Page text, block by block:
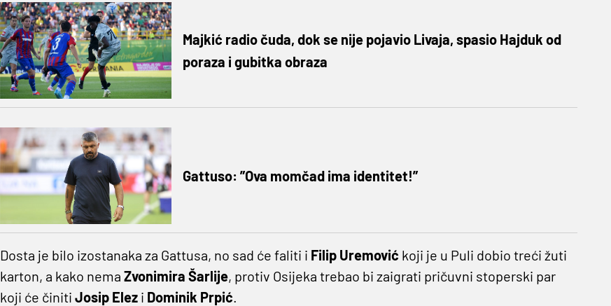
Majkić radio čuda, dok se nije pojavio Livaja, spasio Hajduk od
poraza i gubitka obraza
Gattuso: ”Ova momčad ima identitet!”
Dosta je bilo izostanaka za Gattusa, no sad će faliti i Filip Uremović koji je u Puli dobio treći žuti
karton, a kako nema Zvonimira Šarlije, protiv Osijeka trebao bi zaigrati pričuvni stoperski par
koji će činiti Josip Elezi Dominik Prpić.